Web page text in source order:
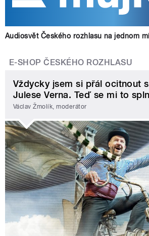
Audiosvět Českého rozhlasu na jednom
E-SHOP ČESKÉHO ROZHLASU
Vždycky jsem si přál ocitnout
Julese Verna. Teď se mi to
Václav Žmolík, moderátor